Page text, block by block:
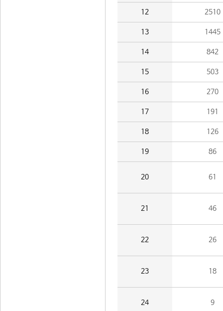
12 2510
13 1445
14 842
15 503
16 270
17 191
18 126
19 86
20 61
21 46
22 26
23 18
24 9